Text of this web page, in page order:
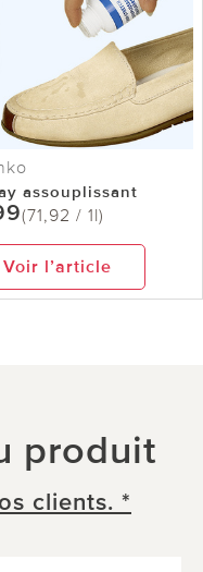
assouplissant
(71,92 / 1l)
Voir l’article
produit
clients. *